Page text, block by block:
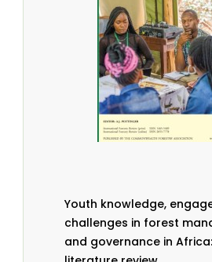
Youth knowledge,
challenges in forest
and governance in